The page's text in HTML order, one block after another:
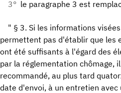
3° le paragraphe 3 est
" § 3. Si les informations
permettent pas d'établir que les
ont été suffisants à l'égard des
par la réglementation chômage,
recommandé, au plus tard
date d'envoi, à un entretien